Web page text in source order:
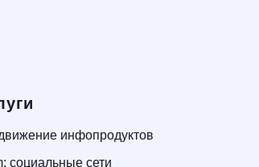
инфопродуктов
социальные сети